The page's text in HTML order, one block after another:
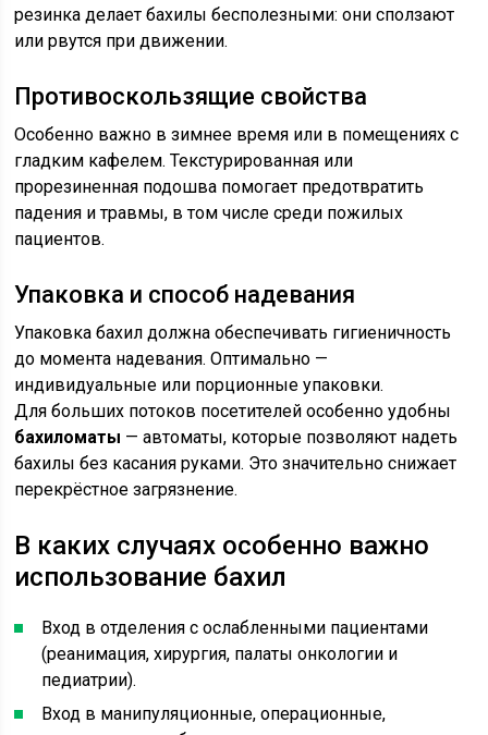
резинка делает бахилы бесполезными: они сползают
или рвутся при движении.
Противоскользящие свойства
Особенно важно в зимнее время или в помещениях с
гладким кафелем. Текстурированная или
прорезиненная подошва помогает предотвратить
падения и травмы, в том числе среди пожилых
пациентов.
Упаковка и способ надевания
Упаковка бахил должна обеспечивать гигиеничность
до момента надевания. Оптимально —
индивидуальные или порционные упаковки.
Для больших потоков посетителей особенно удобны
бахиломаты — автоматы, которые позволяют надеть
бахилы без касания руками. Это значительно снижает
перекрёстное загрязнение.
В каких случаях особенно важно
использование бахил
Вход в отделения с ослабленными пациентами
(реанимация, хирургия, палаты онкологии и
педиатрии).
Вход в манипуляционные, операционные,